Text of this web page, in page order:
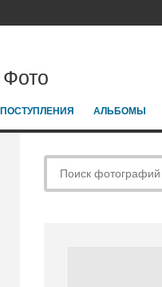
Фото
АЛЬБОМЫ